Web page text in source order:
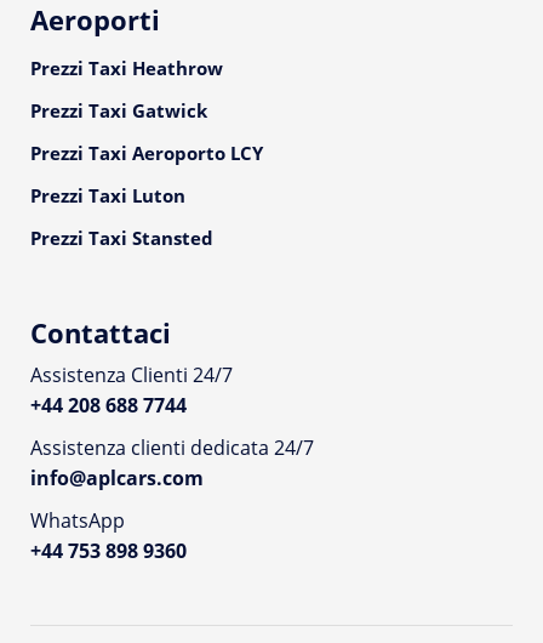
Aeroporti
Prezzi Taxi Heathrow
Prezzi Taxi Gatwick
Prezzi Taxi Aeroporto LCY
Prezzi Taxi Luton
Prezzi Taxi Stansted
Contattaci
Assistenza Clienti 24/7
+44 208 688 7744
Assistenza clienti dedicata 24/7
info@aplcars.com
WhatsApp
+44 753 898 9360